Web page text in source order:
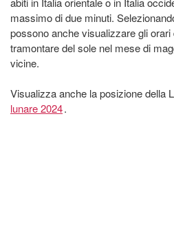
massimo di due minuti.
possono anche visualizzare gli orari
tramontare del sole nel mese di
vicine.
Visualizza anche la posizione della
lunare 2024.